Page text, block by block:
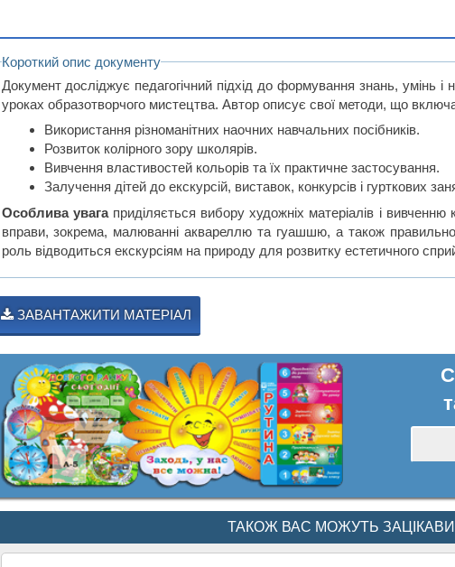
Короткий опис документу
Документ досліджує педагогічний підхід до формування знань, умінь
уроках образотворчого мистецтва. Автор описує свої методи, що
Використання різноманітних наочних навчальних посібників.
Розвиток колірного зору школярів.
Вивчення властивостей кольорів та їх практичне застосування.
Залучення дітей до екскурсій, виставок, конкурсів і гурткових
Особлива увагаприділяється вибору художніх матеріалів і вивченню
вправи, зокрема, малюванні аквареллю та гуашшю, а також
роль відводиться екскурсіям на природу для розвитку естетичного
ЗАВАНТАЖИТИ МАТЕРІАЛ
ТАКОЖ ВАС МОЖУТЬ